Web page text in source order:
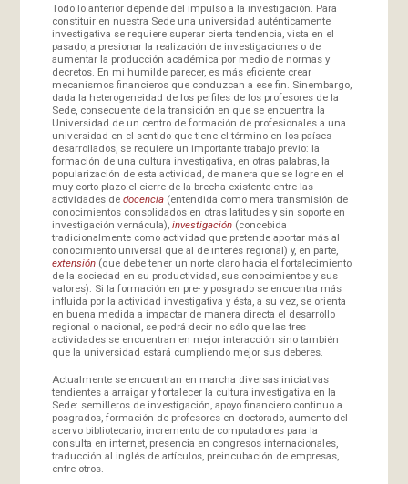
Todo lo anterior depende del impulso a la investigación. Para
constituir en nuestra Sede una universidad auténticamente
investigativa se requiere superar cierta tendencia, vista en el
pasado, a presionar la realización de investigaciones o de
aumentar la producción académica por medio de normas y
decretos. En mi humilde parecer, es más eficiente crear
mecanismos financieros que conduzcan a ese fin. Sinembargo,
dada la heterogeneidad de los perfiles de los profesores de la
Sede, consecuente de la transición en que se encuentra la
Universidad de un centro de formación de profesionales a una
universidad en el sentido que tiene el término en los países
desarrollados, se requiere un importante trabajo previo: la
formación de una cultura investigativa, en otras palabras, la
popularización de esta actividad, de manera que se logre en el
muy corto plazo el cierre de la brecha existente entre las
actividades de docencia (entendida como mera transmisión de
conocimientos consolidados en otras latitudes y sin soporte en
investigación vernácula), investigación (concebida
tradicionalmente como actividad que pretende aportar más al
conocimiento universal que al de interés regional) y, en parte,
extensión (que debe tener un norte claro hacia el fortalecimiento
de la sociedad en su productividad, sus conocimientos y sus
valores). Si la formación en pre- y posgrado se encuentra más
influida por la actividad investigativa y ésta, a su vez, se orienta
en buena medida a impactar de manera directa el desarrollo
regional o nacional, se podrá decir no sólo que las tres
actividades se encuentran en mejor interacción sino también
que la universidad estará cumpliendo mejor sus deberes.
Actualmente se encuentran en marcha diversas iniciativas
tendientes a arraigar y fortalecer la cultura investigativa en la
Sede: semilleros de investigación, apoyo financiero continuo a
posgrados, formación de profesores en doctorado, aumento del
acervo bibliotecario, incremento de computadores para la
consulta en internet, presencia en congresos internacionales,
traducción al inglés de artículos, preincubación de empresas,
entre otros.